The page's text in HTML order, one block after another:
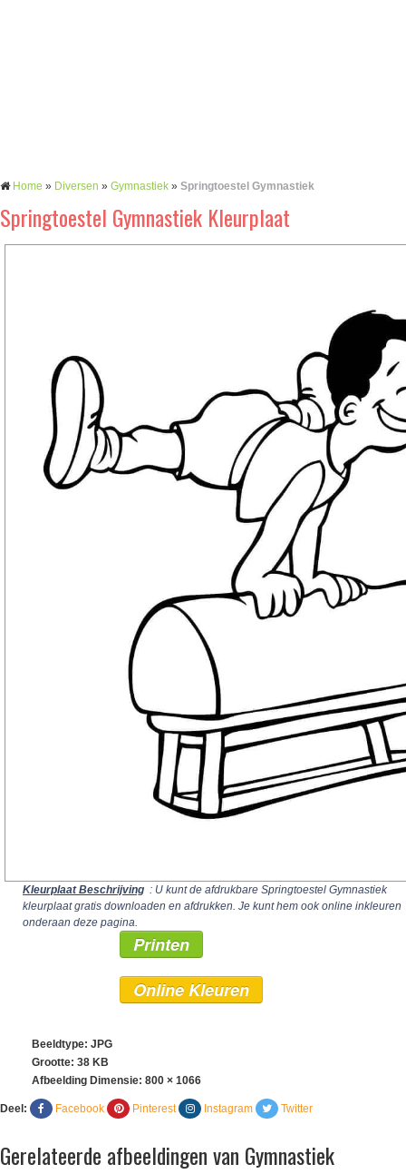
Home » Diversen » Gymnastiek » Springtoestel Gymnastiek
Springtoestel Gymnastiek Kleurplaat
Kleurplaat Beschrijving : U kunt de afdrukbare Springtoestel Gymnastiek
kleurplaat gratis downloaden en afdrukken. Je kunt hem ook online inkleuren
onderaan deze pagina.
Printen
Online Kleuren
Beeldtype: JPG
Grootte: 38 KB
Afbeelding Dimensie: 800 × 1066
Deel: Facebook Pinterest Instagram Twitter
Gerelateerde afbeeldingen van Gymnastiek